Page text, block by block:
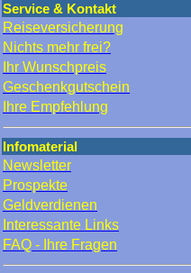
Service & Kontakt
Reiseversicherung
Nichts mehr frei?
Ihr Wunschpreis
Geschenkgutschein
Ihre Empfehlung
Infomaterial
Newsletter
Prospekte
Geldverdienen
Interessante Links
FAQ - Ihre Fragen